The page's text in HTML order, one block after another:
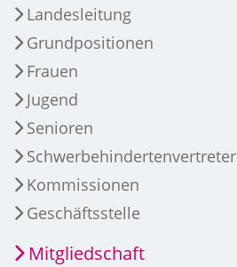
Landesleitung
Grundpositionen
Frauen
Jugend
Senioren
Schwerbehindertenvertreter
Kommissionen
Geschäftsstelle
Mitgliedschaft